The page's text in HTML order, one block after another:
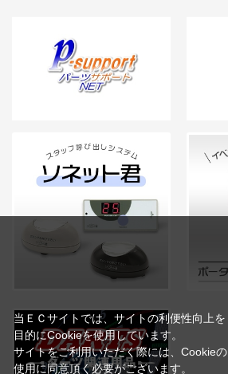
当ＥＣサイトでは、サイトの利便性向上を
目的にCookieを使用しています。
サイトをご利用いただく際には、Cookieの
使用に同意頂く必要がございます。